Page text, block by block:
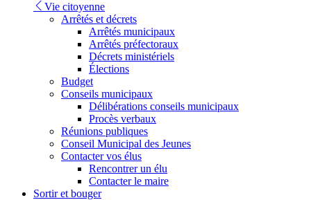
Vie citoyenne
Arrêtés et décrets
Arrêtés municipaux
Arrêtés préfectoraux
Décrets ministériels
Élections
Budget
Conseils municipaux
Délibérations conseils municipaux
Procès verbaux
Réunions publiques
Conseil Municipal des Jeunes
Contacter vos élus
Rencontrer un élu
Contacter le maire
Sortir et bouger